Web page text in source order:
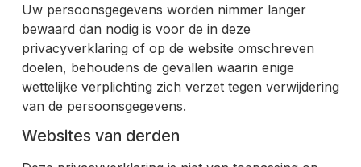
Uw persoonsgegevens worden nimmer langer
bewaard dan nodig is voor de in deze
privacyverklaring of op de website omschreven
doelen, behoudens de gevallen waarin enige
wettelijke verplichting zich verzet tegen verwijdering
van de persoonsgegevens.
Websites van derden